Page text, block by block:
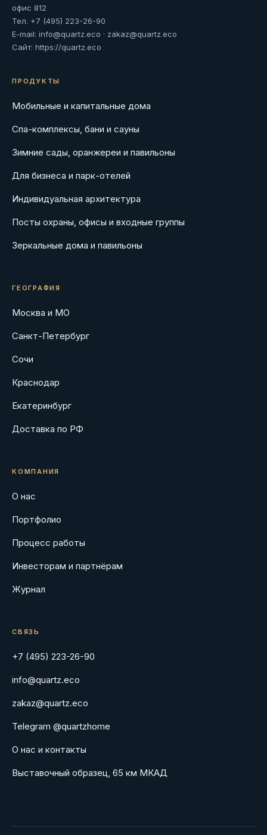
офис 812
Тел. +7 (495) 223-26-90
E-mail: info@quartz.eco · zakaz@quartz.eco
Сайт: https://quartz.eco
ПРОДУКТЫ
Мобильные и капитальные дома
Спа-комплексы, бани и сауны
Зимние сады, оранжереи и павильоны
Для бизнеса и парк-отелей
Индивидуальная архитектура
Посты охраны, офисы и входные группы
Зеркальные дома и павильоны
ГЕОГРАФИЯ
Москва и МО
Санкт-Петербург
Сочи
Краснодар
Екатеринбург
Доставка по РФ
КОМПАНИЯ
О нас
Портфолио
Процесс работы
Инвесторам и партнёрам
Журнал
СВЯЗЬ
+7 (495) 223-26-90
info@quartz.eco
zakaz@quartz.eco
Telegram @quartzhome
О нас и контакты
Выставочный образец, 65 км МКАД